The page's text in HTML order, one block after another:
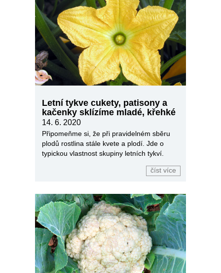
Letní tykve cukety, patisony a
kačenky sklízíme mladé, křehké
14. 6. 2020
Připomeňme si, že při pravidelném sběru
plodů rostlina stále kvete a plodí. Jde o
typickou vlastnost skupiny letních tykví.
číst více